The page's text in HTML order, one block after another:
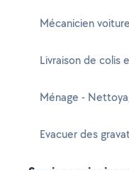
Mécanicien
Livraison de colis
Ménage -
Evacuer des